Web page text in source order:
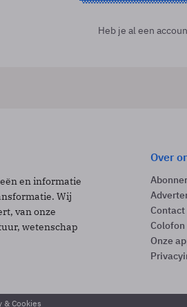
Heb je al een
en informatie
Wij
van onze
wetenschap
Over
Contact
Colofon
Onze
& Cookies